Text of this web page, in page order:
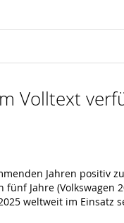
Volltext
Jahren positiv
Jahre (Volkswagen
weltweit im